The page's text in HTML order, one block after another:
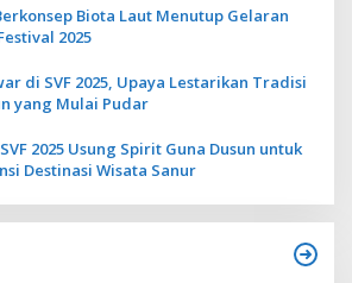
Biota Laut Menutup Gelaran
2025
di SVF 2025, Upaya Lestarikan Tradisi
yang Mulai Pudar
2025 Usung Spirit Guna Dusun untuk
Destinasi Wisata Sanur